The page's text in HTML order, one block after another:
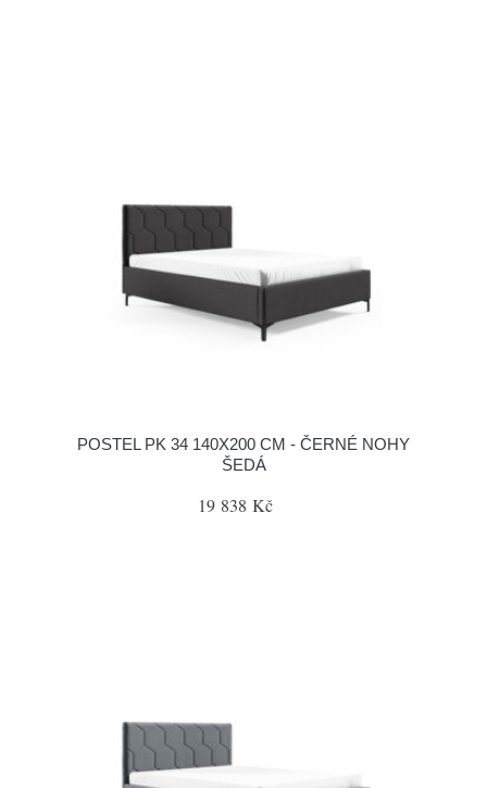
POSTEL PK 34 140X200 CM - ČERNÉ NOHY
ŠEDÁ
19 838 Kč